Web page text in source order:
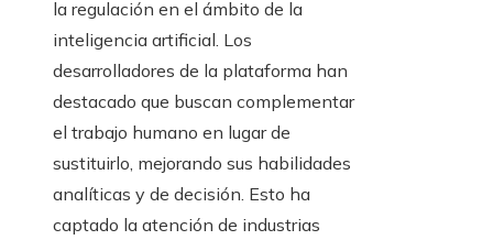
la regulación en el ámbito de la
inteligencia artificial. Los
desarrolladores de la plataforma han
destacado que buscan complementar
el trabajo humano en lugar de
sustituirlo, mejorando sus habilidades
analíticas y de decisión. Esto ha
captado la atención de industrias